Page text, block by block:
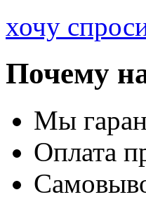
хочу
Почему
Мы
Оплата